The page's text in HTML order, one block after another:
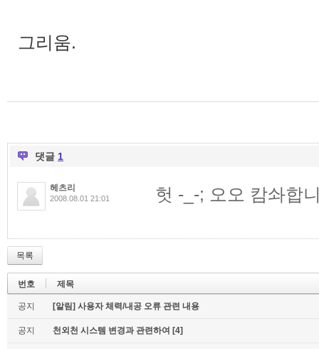
그리움.
댓글 1
헤츠리
2008.08.01 21:01 헛 -_-; 오오 캄솨합
목록
번호 제목
공지 [알림] 사용자 체력/내공 오류 관련 내용
공지 천외천 시스템 변경과 관련하여 [4]